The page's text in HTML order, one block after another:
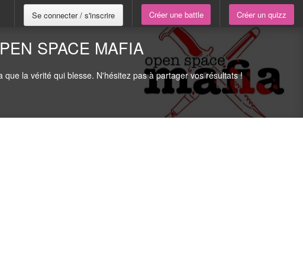
Se connecter / s'inscrire Créer une battle Créer un quizz
SPACE MAFIA
la vérité qui blesse. N'hésitez pas à partager vos résultats !